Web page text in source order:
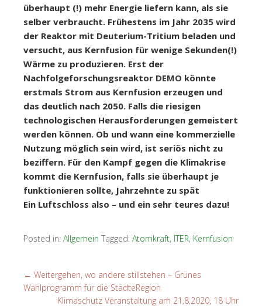
überhaupt (!) mehr Energie liefern kann, als sie
selber verbraucht. Frühestens im Jahr 2035 wird
der Reaktor mit Deuterium-Tritium beladen und
versucht, aus Kernfusion für wenige Sekunden(!)
Wärme zu produzieren. Erst der
Nachfolgeforschungsreaktor DEMO könnte
erstmals Strom aus Kernfusion erzeugen und
das deutlich nach 2050. Falls die riesigen
technologischen Herausforderungen gemeistert
werden können. Ob und wann eine kommerzielle
Nutzung möglich sein wird, ist seriös nicht zu
beziffern. Für den Kampf gegen die Klimakrise
kommt die Kernfusion, falls sie überhaupt je
funktionieren sollte, Jahrzehnte zu spät
Ein Luftschloss also – und ein sehr teures dazu!
Posted in: Allgemein Tagged: Atomkraft, ITER, Kernfusion
← Weitergehen, wo andere stillstehen – Grünes
Wahlprogramm für die StädteRegion
Klimaschutz Veranstaltung am 21.8.2020, 18 Uhr